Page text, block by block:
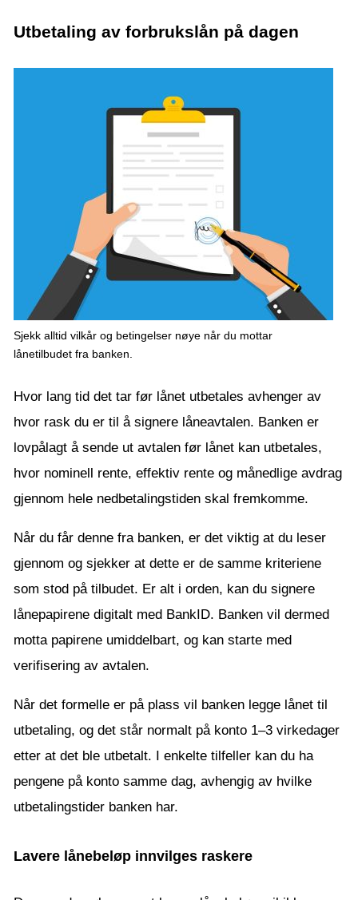
Utbetaling av forbrukslån på dagen
Sjekk alltid vilkår og betingelser nøye når du mottar
lånetilbudet fra banken.
Hvor lang tid det tar før lånet utbetales avhenger av
hvor rask du er til å signere låneavtalen. Banken er
lovpålagt å sende ut avtalen før lånet kan utbetales,
hvor nominell rente, effektiv rente og månedlige avdrag
gjennom hele nedbetalingstiden skal fremkomme.
Når du får denne fra banken, er det viktig at du leser
gjennom og sjekker at dette er de samme kriteriene
som stod på tilbudet. Er alt i orden, kan du signere
lånepapirene digitalt med BankID. Banken vil dermed
motta papirene umiddelbart, og kan starte med
verifisering av avtalen.
Når det formelle er på plass vil banken legge lånet til
utbetaling, og det står normalt på konto 1–3 virkedager
etter at det ble utbetalt. I enkelte tilfeller kan du ha
pengene på konto samme dag, avhengig av hvilke
utbetalingstider banken har.
Lavere lånebeløp innvilges raskere